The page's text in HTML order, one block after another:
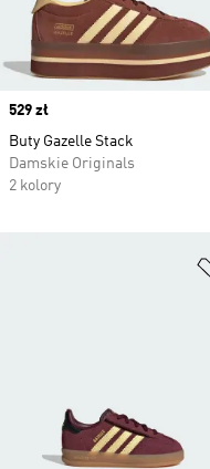
Price
529 zł
Buty Gazelle Stack
Damskie Originals
2 kolory